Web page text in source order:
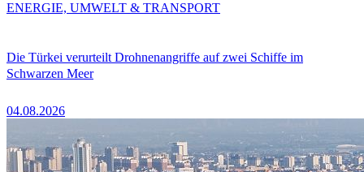
Die Türkei verurteilt Drohnenangriffe auf zwei Schiffe im
Schwarzen Meer
04.08.2026
ENERGIE, UMWELT & TRANSPORT